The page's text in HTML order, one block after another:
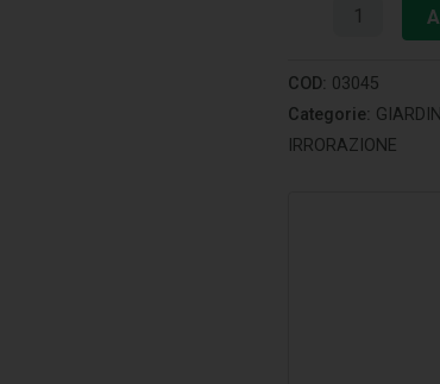
COD: 03045
Categorie:
IRRORAZIONE